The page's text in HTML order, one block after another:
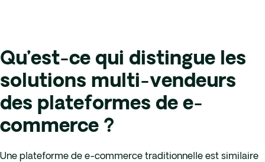
Qu’est-ce qui distingue les
solutions multi-vendeurs
des plateformes de e-
commerce ?
Une plateforme de e-commerce traditionnelle est similaire